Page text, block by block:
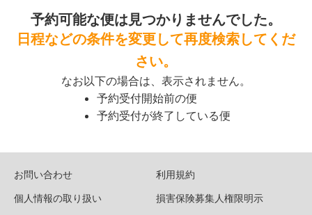
予約可能な便は見つかりませんでした。
日程などの条件を変更して再度検索してくだ
さい。
なお以下の場合は、表示されません。
予約受付開始前の便
予約受付が終了している便
お問い合わせ
利用規約
個人情報の取り扱い
損害保険募集人権限明示